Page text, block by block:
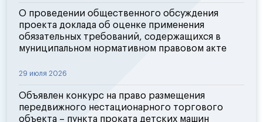
О проведении общественного обсуждения
проекта доклада об оценке применения
обязательных требований, содержащихся в
муниципальном нормативном правовом акте
29 июля 2026
Объявлен конкурс на право размещения
передвижного нестационарного торгового
объекта – пункта проката детских машин